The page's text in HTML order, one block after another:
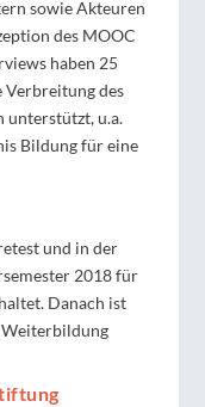
sowie Akteuren
des MOOC
haben 25
Verbreitung des
unterstützt, u.a.
Bildung für eine
und in der
2018 für
Danach ist